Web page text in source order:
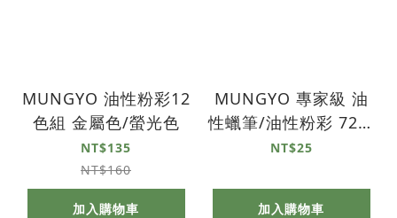
MUNGYO 油性粉彩12
色組 金屬色/螢光色
NT$135
NT$160
加入購物車
MUNGYO 專家級 油
性蠟筆/油性粉彩 72色
單支
NT$25
加入購物車